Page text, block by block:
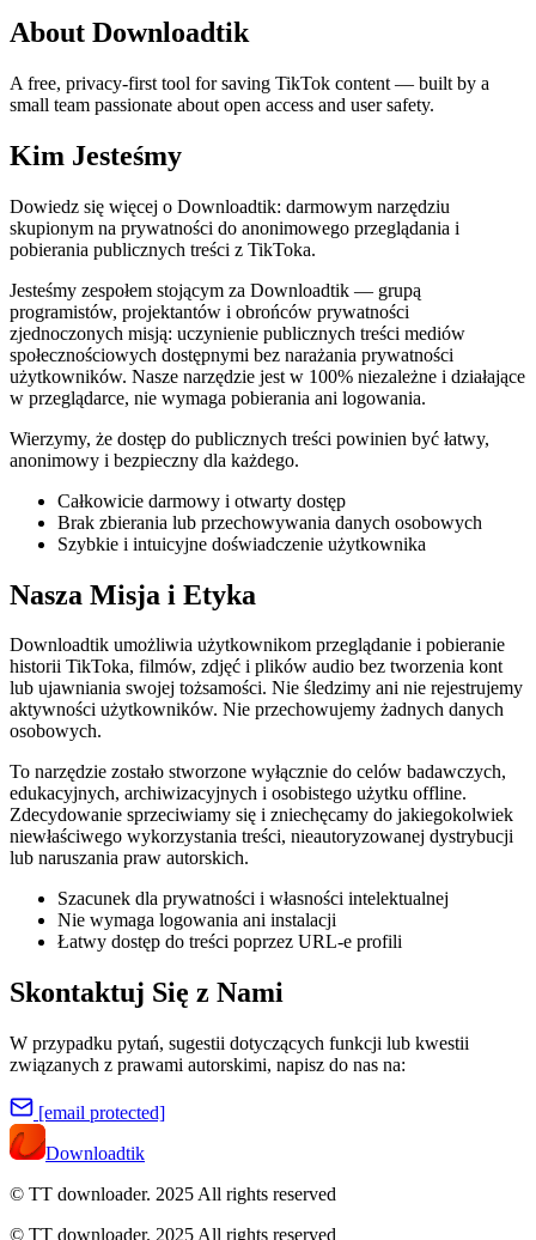
About Downloadtik
A free, privacy-first tool for saving TikTok content — built by a
small team passionate about open access and user safety.
Kim Jesteśmy
Dowiedz się więcej o Downloadtik: darmowym narzędziu
skupionym na prywatności do anonimowego przeglądania i
pobierania publicznych treści z TikToka.
Jesteśmy zespołem stojącym za Downloadtik — grupą
programistów, projektantów i obrońców prywatności
zjednoczonych misją: uczynienie publicznych treści mediów
społecznościowych dostępnymi bez narażania prywatności
użytkowników. Nasze narzędzie jest w 100% niezależne i działające
w przeglądarce, nie wymaga pobierania ani logowania.
Wierzymy, że dostęp do publicznych treści powinien być łatwy,
anonimowy i bezpieczny dla każdego.
Całkowicie darmowy i otwarty dostęp
Brak zbierania lub przechowywania danych osobowych
Szybkie i intuicyjne doświadczenie użytkownika
Nasza Misja i Etyka
Downloadtik umożliwia użytkownikom przeglądanie i pobieranie
historii TikToka, filmów, zdjęć i plików audio bez tworzenia kont
lub ujawniania swojej tożsamości. Nie śledzimy ani nie rejestrujemy
aktywności użytkowników. Nie przechowujemy żadnych danych
osobowych.
To narzędzie zostało stworzone wyłącznie do celów badawczych,
edukacyjnych, archiwizacyjnych i osobistego użytku offline.
Zdecydowanie sprzeciwiamy się i zniechęcamy do jakiegokolwiek
niewłaściwego wykorzystania treści, nieautoryzowanej dystrybucji
lub naruszania praw autorskich.
Szacunek dla prywatności i własności intelektualnej
Nie wymaga logowania ani instalacji
Łatwy dostęp do treści poprzez URL-e profili
Skontaktuj Się z Nami
W przypadku pytań, sugestii dotyczących funkcji lub kwestii
związanych z prawami autorskimi, napisz do nas na:
[email protected]
Downloadtik
© TT downloader. 2025 All rights reserved
© TT downloader. 2025 All rights reserved